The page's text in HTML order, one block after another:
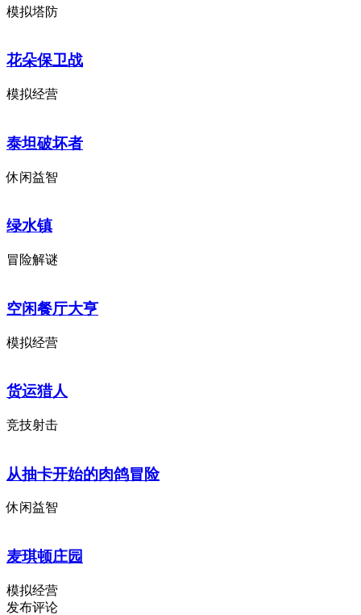
模拟塔防
花朵保卫战
模拟经营
泰坦破坏者
休闲益智
绿水镇
冒险解谜
空闲餐厅大亨
模拟经营
货运猎人
竞技射击
从抽卡开始的肉鸽冒险
休闲益智
麦琪顿庄园
模拟经营
发布评论